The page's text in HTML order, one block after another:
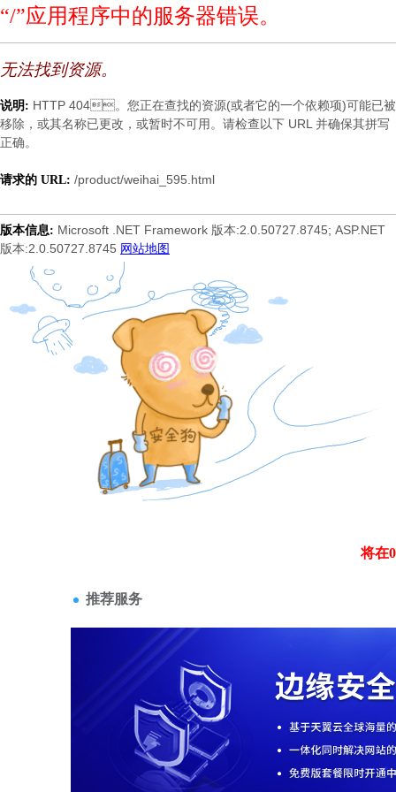
“/”应用程序中的服务器错误。
无法找到资源。
说明: HTTP 404。您正在查找的资源(或者它的一个依赖项)可能已被
移除，或其名称已更改，或暂时不可用。请检查以下 URL 并确保其拼写
正确。
请求的 URL: /product/weihai_595.html
版本信息: Microsoft .NET Framework 版本:2.0.50727.8745; ASP.NET
版本:2.0.50727.8745 网站地图